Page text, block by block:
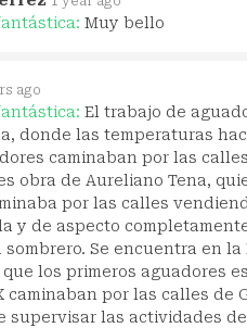
Muy bello
ago
El trabajo de
donde las temperaturas
caminaban por las
obra de Aureliano Tena,
por las calles
y de aspecto
sombrero. Se encuentra en
los primeros aguadores
caminaban por las calles de
supervisar las actividades